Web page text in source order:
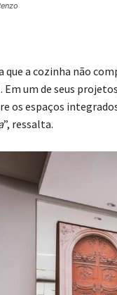
que a cozinha não
um de seus
os espaços
”, ressalta.